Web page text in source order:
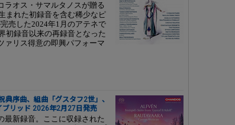
ラオス・サマルタノスが贈る
まれた初録音を含む稀少なピ
売した2024年1月のアテネで
初録音以来の再録音となった
ァリス得意の即興パフォーマ
序曲、組曲「グスタフ2世」、
ブリッド 2026年2月27日発売
最新録音。ここに収録された